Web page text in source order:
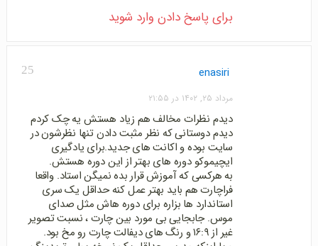
برای پاسخ دادن وارد شوید
25 enasiri
مرداد ۲۵, ۱۴۰۲ در ۲۱:۵۵
دیدم نظرات مخالف هم زیاد هستش یه چک کردم
دیدم دوستانی که نظر مثبت دادن تنها نظرشون در
سایت بوده و اکانت های جدید.برای یادگیری
ایچیموکو دوره های بهتر از این دوره هستش.
به هرکسی که آموزش قرار بده نمیگن استاد. واقعا
فراچارت هم باید بهتر عمل کنه حداقل یک سری
استاندارد ها بزاره برای دوره هاش مثل صدای
موس. جابجایی بی مورد بین چارت ، نسبت تصویر
غیر از ۱۶:۹ و رنگ های دیفالت چارت رو مخ بود.